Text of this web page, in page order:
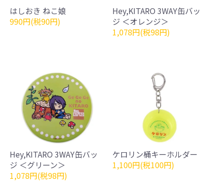
はしおき ねこ娘
990円(税90円)
Hey,KITARO 3WAY缶バッ
ジ ＜オレンジ＞
1,078円(税98円)
Hey,KITARO 3WAY缶バッ
ジ ＜グリーン＞
1,078円(税98円)
ケロリン桶キーホルダー
1,100円(税100円)